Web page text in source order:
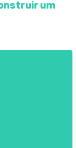
um